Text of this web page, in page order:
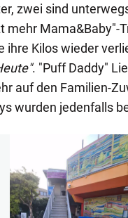
zwei sind
mehr Mama&Baby"-
ihre Kilos wieder
. "Puff Daddy"
auf den Familien-
wurden jedenfalls